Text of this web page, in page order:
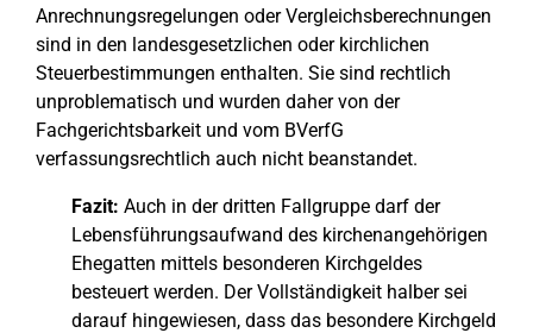
Anrechnungsregelungen oder Vergleichsberechnungen
sind in den landesgesetzlichen oder kirchlichen
Steuerbestimmungen enthalten. Sie sind rechtlich
unproblematisch und wurden daher von der
Fachgerichtsbarkeit und vom BVerfG
verfassungsrechtlich auch nicht beanstandet.
Fazit: Auch in der dritten Fallgruppe darf der
Lebensführungsaufwand des kirchenangehörigen
Ehegatten mittels besonderen Kirchgeldes
besteuert werden. Der Vollständigkeit halber sei
darauf hingewiesen, dass das besondere Kirchgeld